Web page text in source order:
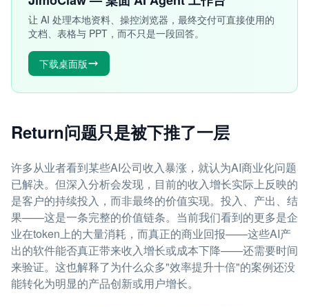
让 AI 处理本地资料、操控浏览器，最终交付可直接使用的
文档、表格与 PPT，而不只是一段回答。
下载桌面版
Return问题只是被下推了一层
许多从业者看到某些AI公司收入暴涨，就认为AI商业化问题
已解决。但深入分析会发现，目前的收入增长实际上反映的
是客户的持续投入，而非最终的价值实现。投入、产出、结
果——这是一条完整的价值链条。当前我们看到的更多是企
业在token上的大量消耗，而真正的商业回报——这些AI产
出的软件能否真正带来收入增长或成本下降——还需要时间
来验证。这也解释了为什么众多"效率提升十倍"的案例还没
能转化为明显的产品创新或用户增长。